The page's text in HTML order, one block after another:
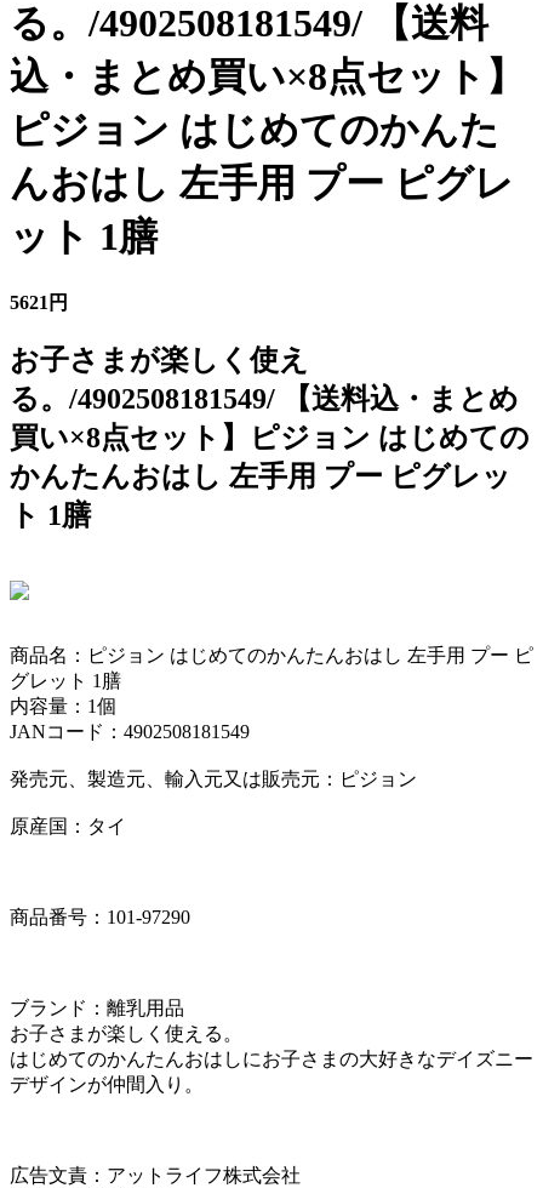
る。/4902508181549/ 【送料
込・まとめ買い×8点セット】
ピジョン はじめてのかんた
んおはし 左手用 プー ピグレ
ット 1膳
5621円
お子さまが楽しく使え
る。/4902508181549/ 【送料込・まとめ
買い×8点セット】ピジョン はじめての
かんたんおはし 左手用 プー ピグレッ
ト 1膳
商品名：ピジョン はじめてのかんたんおはし 左手用 プー ピ
グレット 1膳
内容量：1個
JANコード：4902508181549
発売元、製造元、輸入元又は販売元：ピジョン
原産国：タイ
商品番号：101-97290
ブランド：離乳用品
お子さまが楽しく使える。
はじめてのかんたんおはしにお子さまの大好きなデイズニー
デザインが仲間入り。
広告文責：アットライフ株式会社